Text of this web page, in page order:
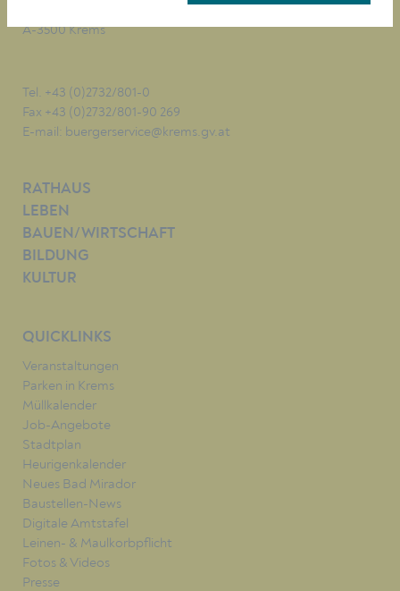
A-3500 Krems
Tel. +43 (0)2732/801-0
Fax +43 (0)2732/801-90 269
E-mail: buergerservice@krems.gv.at
RATHAUS
LEBEN
BAUEN/WIRTSCHAFT
BILDUNG
KULTUR
QUICKLINKS
Veranstaltungen
Parken in Krems
Müllkalender
Job-Angebote
Stadtplan
Heurigenkalender
Neues Bad Mirador
Baustellen-News
Digitale Amtstafel
Leinen- & Maulkorbpflicht
Fotos & Videos
Presse